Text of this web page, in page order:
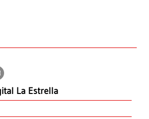
La Estrella